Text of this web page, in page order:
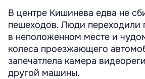
В центре Кишинева едва не
пешеходов. Люди переходили
в неположенном месте и
колеса проезжающего
запечатлела камера
другой машины.